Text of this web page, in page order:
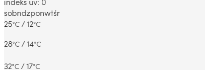
sobndzponwtśr
25°C / 12°C
28°C / 14°C
32°C / 17°C